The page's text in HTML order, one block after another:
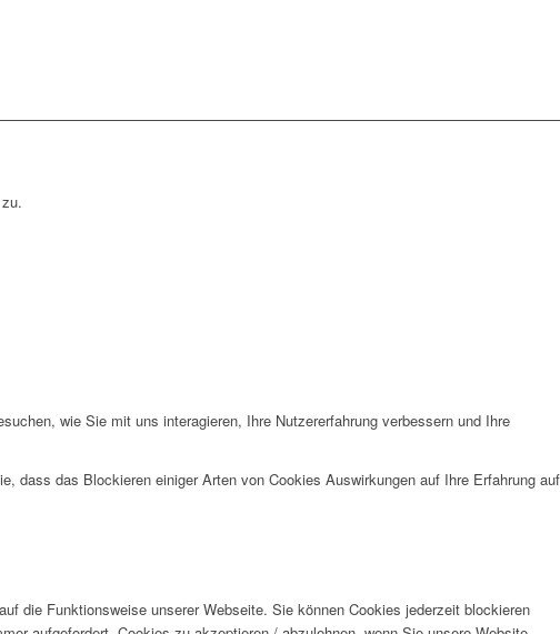
wie Sie mit uns interagieren, Ihre Nutzererfahrung verbessern und Ihre
dass das Blockieren einiger Arten von Cookies Auswirkungen auf Ihre Erfahrung auf
die Funktionsweise unserer Webseite. Sie können Cookies jederzeit blockieren